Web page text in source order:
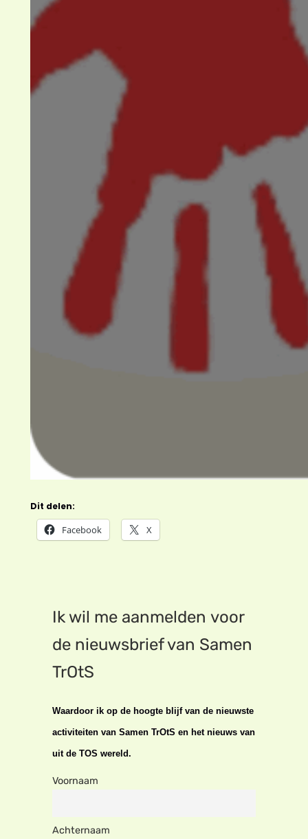
Dit delen:
Facebook X
Ik wil me aanmelden voor
de nieuwsbrief van Samen
TrOtS
Waardoor ik op de hoogte blijf van de nieuwste
activiteiten van Samen TrOtS en het nieuws van
uit de TOS wereld.
Voornaam
Achternaam